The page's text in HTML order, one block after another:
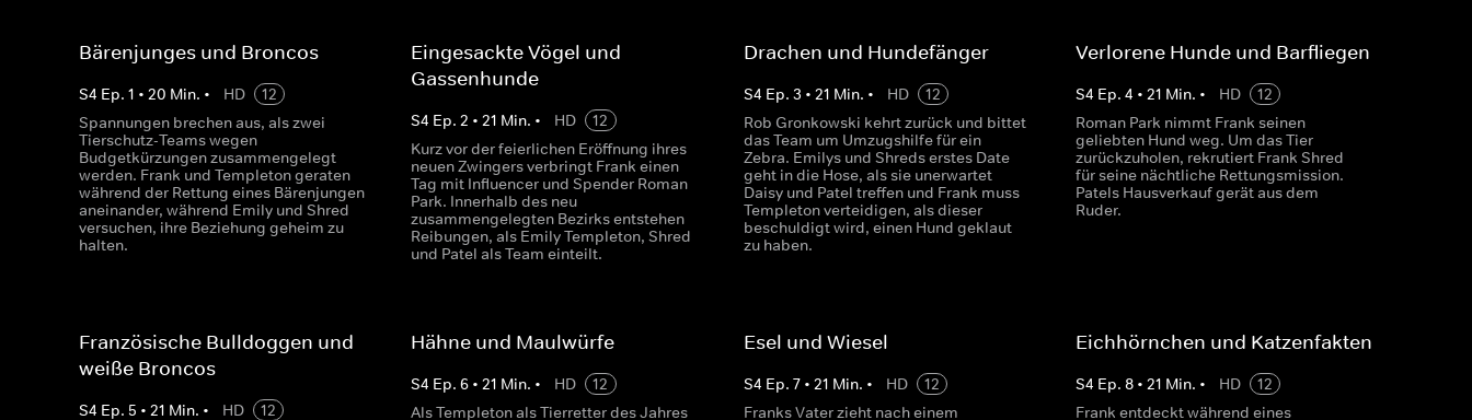
Bärenjunges und Broncos
S4 Ep. 1 • 20 Min. • HD
12
Spannungen brechen aus, als zwei
Tierschutz-Teams wegen
Budgetkürzungen zusammengelegt
werden. Frank und Templeton geraten
während der Rettung eines Bärenjungen
aneinander, während Emily und Shred
versuchen, ihre Beziehung geheim zu
halten.
Eingesackte Vögel und
Gassenhunde
S4 Ep.2 •21 Min. • HD
12
Kurz vor der feierlichen Eröffnung ihres
neuen Zwingers verbringt Frank einen
Tag mit Influencer und Spender Roman
Park. Innerhalb des neu
zusammengelegten Bezirks entstehen
Reibungen, als Emily Templeton, Shred
und Patel als Team einteilt.
Drachen und Hundefänger
S4 Ep. 3 • 21 Min. • HD
12
Rob Gronkowski kehrt zurück und bittet
das Team um Umzugshilfe für ein
Zebra. Emilys und Shreds erstes Date
geht in die Hose, als sie unerwartet
Daisy und Patel treffen und Frank muss
Templeton verteidigen, als dieser
beschuldigt wird, einen Hund geklaut
zu haben.
Verlorene Hunde und Barfliegen
S4 Ep. 4 • 21 Min. • HD
12
Roman Park nimmt Frank seinen
geliebten Hund weg. Um das Tier
zurückzuholen, rekrutiert Frank Shred
für seine nächtliche Rettungsmission.
Patels Hausverkauf gerät aus dem
Ruder.
Französische Bulldoggen und
weiße Broncos
S4 Ep. 5 • 21 Min. • HD
12
Hähne und Maulwürfe
S4 Ep.6 •21 Min. • HD
12
Als Templeton als Tierretter des Jahres
Esel und Wiesel
S4 Ep. 7• 21 Min. • HD
12
Franks Vater zieht nach einem
Eichhörnchen und Katzenfakten
S4 Ep. 8• 21 Min. • HD
12
Frank entdeckt während eines